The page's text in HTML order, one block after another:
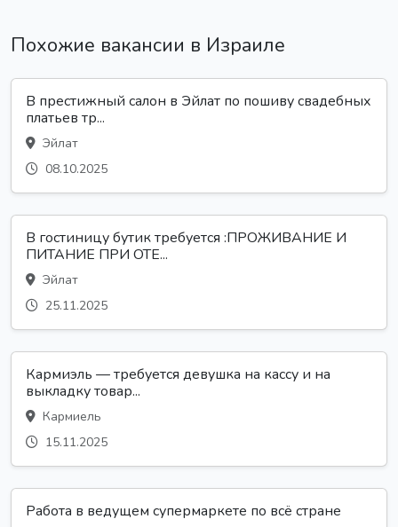
Похожие вакансии в Израиле
В престижный салон в Эйлат по пошиву свадебных
платьев тр...
Эйлат
08.10.2025
В гостиницу бутик требуется :ПРОЖИВАНИЕ И
ПИТАНИЕ ПРИ ОТЕ...
Эйлат
25.11.2025
Кармиэль — требуется девушка на кассу и на
выкладку товар...
Кармиель
15.11.2025
Работа в ведущем супермаркете по всё стране